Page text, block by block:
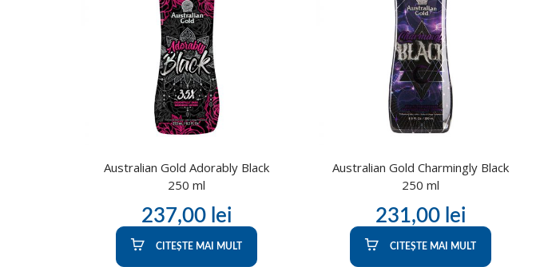
Australian Gold Adorably Black
250 ml
237,00 lei
CITEȘTE MAI MULT
Australian Gold Charmingly Black
250 ml
231,00 lei
CITEȘTE MAI MULT